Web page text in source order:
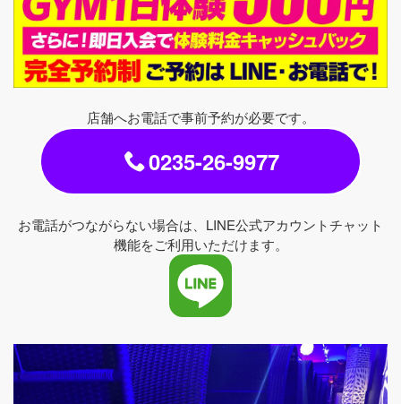
店舗へお電話で事前予約が必要です。
0235-26-9977
お電話がつながらない場合は、LINE公式アカウントチャット
機能をご利用いただけます。